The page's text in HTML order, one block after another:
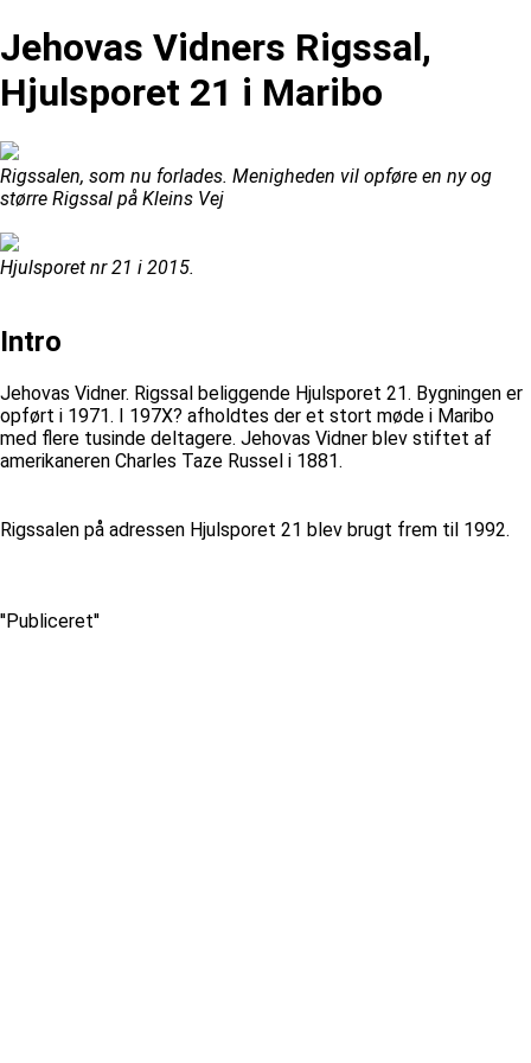
Jehovas Vidners Rigssal,
Hjulsporet 21 i Maribo
Rigssalen, som nu forlades. Menigheden vil opføre en ny og
større Rigssal på Kleins Vej
Hjulsporet nr 21 i 2015.
Intro
Jehovas Vidner. Rigssal beliggende Hjulsporet 21. Bygningen er
opført i 1971. I 197X? afholdtes der et stort møde i Maribo
med flere tusinde deltagere. Jehovas Vidner blev stiftet af
amerikaneren Charles Taze Russel i 1881.
Rigssalen på adressen Hjulsporet 21 blev brugt frem til 1992.
''Publiceret''